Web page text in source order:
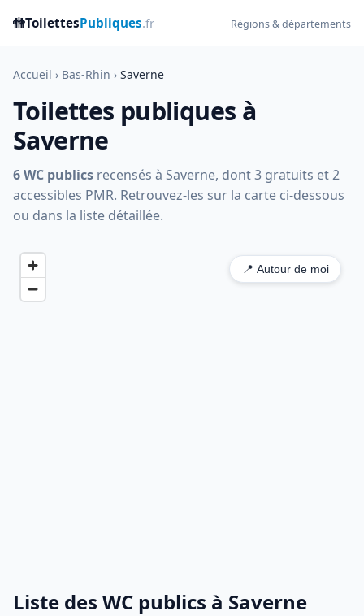
🚻ToilettesPubliques.fr Régions & départements
Accueil › Bas-Rhin › Saverne
Toilettes publiques à
Saverne
6 WC publics recensés à Saverne, dont 3 gratuits et 2
accessibles PMR. Retrouvez-les sur la carte ci-dessous
ou dans la liste détaillée.
📍 Autour de moi
Liste des WC publics à Saverne